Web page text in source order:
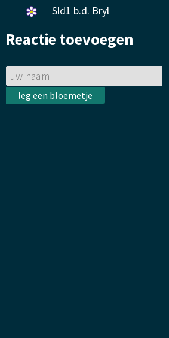
Een
gelegd.
Sld1 b.d. Bryl
Reactie toevoegen